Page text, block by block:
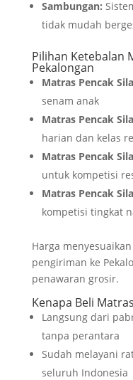
Sambungan:
tidak mudah
Pilihan Ketebalan
Pekalongan
Matras Pencak
senam anak
Matras Pencak
harian dan kelas
Matras Pencak
untuk kompetisi
Matras Pencak
kompetisi tingkat
Harga
pengiriman ke
penawaran grosir.
Kenapa Beli
Langsung dari
tanpa perantara
Sudah melayani
seluruh Indonesia